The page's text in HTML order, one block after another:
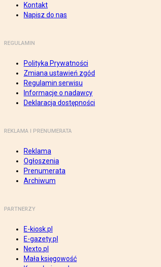
Kontakt
Napisz do nas
REGULAMIN
Polityka Prywatności
Zmiana ustawień zgód
Regulamin serwisu
Informacje o nadawcy
Deklaracja dostępności
REKLAMA I PRENUMERATA
Reklama
Ogłoszenia
Prenumerata
Archiwum
PARTNERZY
E-kiosk.pl
E-gazety.pl
Nexto.pl
Mała księgowość